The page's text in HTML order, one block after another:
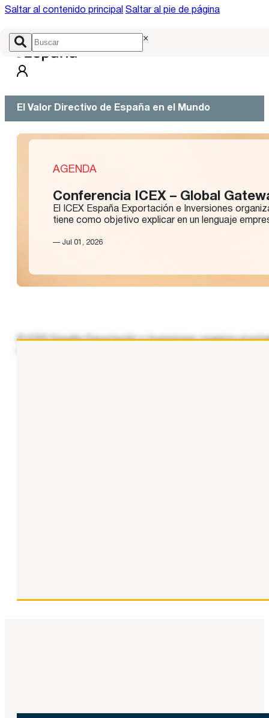
Saltar al contenido principal Saltar al pie de página
×
El Valor Directivo de España en el Mundo
AGENDA
Conferencia ICEX – Global
El ICEX España Exportación e Inversiones
tiene como objetivo explicar en un lenguaje
— Jul 01, 2026
El ICEX España Exportación e Inversiones organiza el